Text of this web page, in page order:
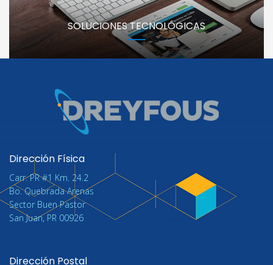
SOLUCIONES TECNOLÓGICAS
Dirección Física
Carr. PR #1 Km. 24.2
Bo. Quebrada Arenas
Sector Buen Pastor
San Juan, PR 00926
Dirección Postal